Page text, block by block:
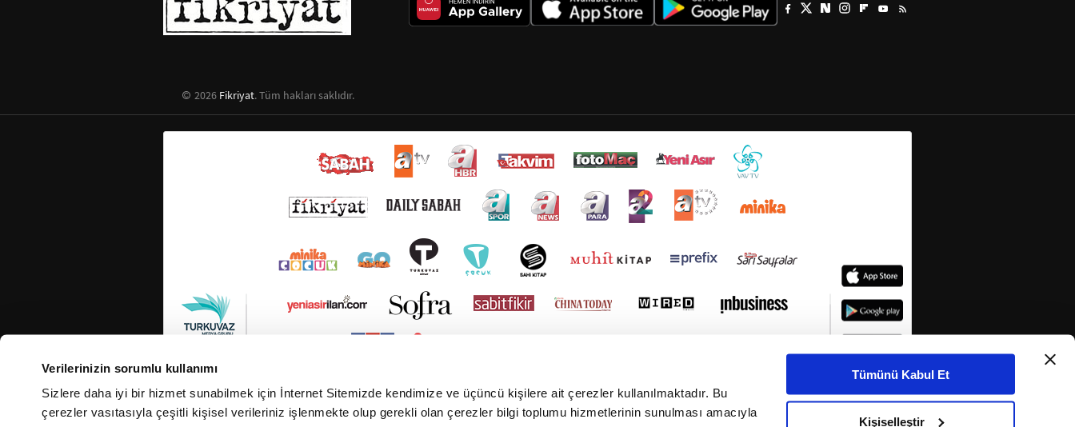
Verilerinizin sorumlu kullanımı
Sizlere daha iyi bir hizmet sunabilmek için İnternet Sitemizde kendimize ve üçüncü kişilere ait çerezler kullanılmaktadır. Bu
çerezler vasıtasıyla çeşitli kişisel verileriniz işlenmekte olup gerekli olan çerezler bilgi toplumu hizmetlerinin sunulması amacıyla
Tümünü Kabul Et
Kişiselleştir
2026 Fikriyat. Tüm hakları saklıdır.